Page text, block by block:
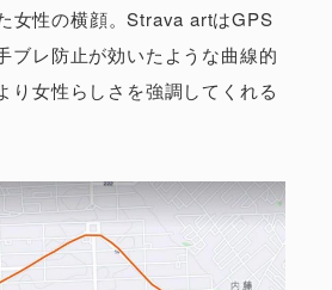
女性の横顔。Strava artはGPS
ブレ防止が効いたような曲線的
り女性らしさを強調してくれる